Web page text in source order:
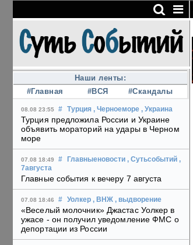
Наши ленты:
#Главная
#ВСЯ #Скандалы
08.08 23:55 # Турция , Черноеморе , Украина
Турция предложила России и Украине
объявить мораторий на удары в Черном
море
07.08 18:49 # Главныеновости , Сутьсобытий ,
7августа
Главные события к вечеру 7 августа
07.08 18:46 # Уолкер , ВНЖ , выдворение
«Веселый молочник» Джастас Уолкер в
ужасе - он получил уведомление ФМС о
депортации из России